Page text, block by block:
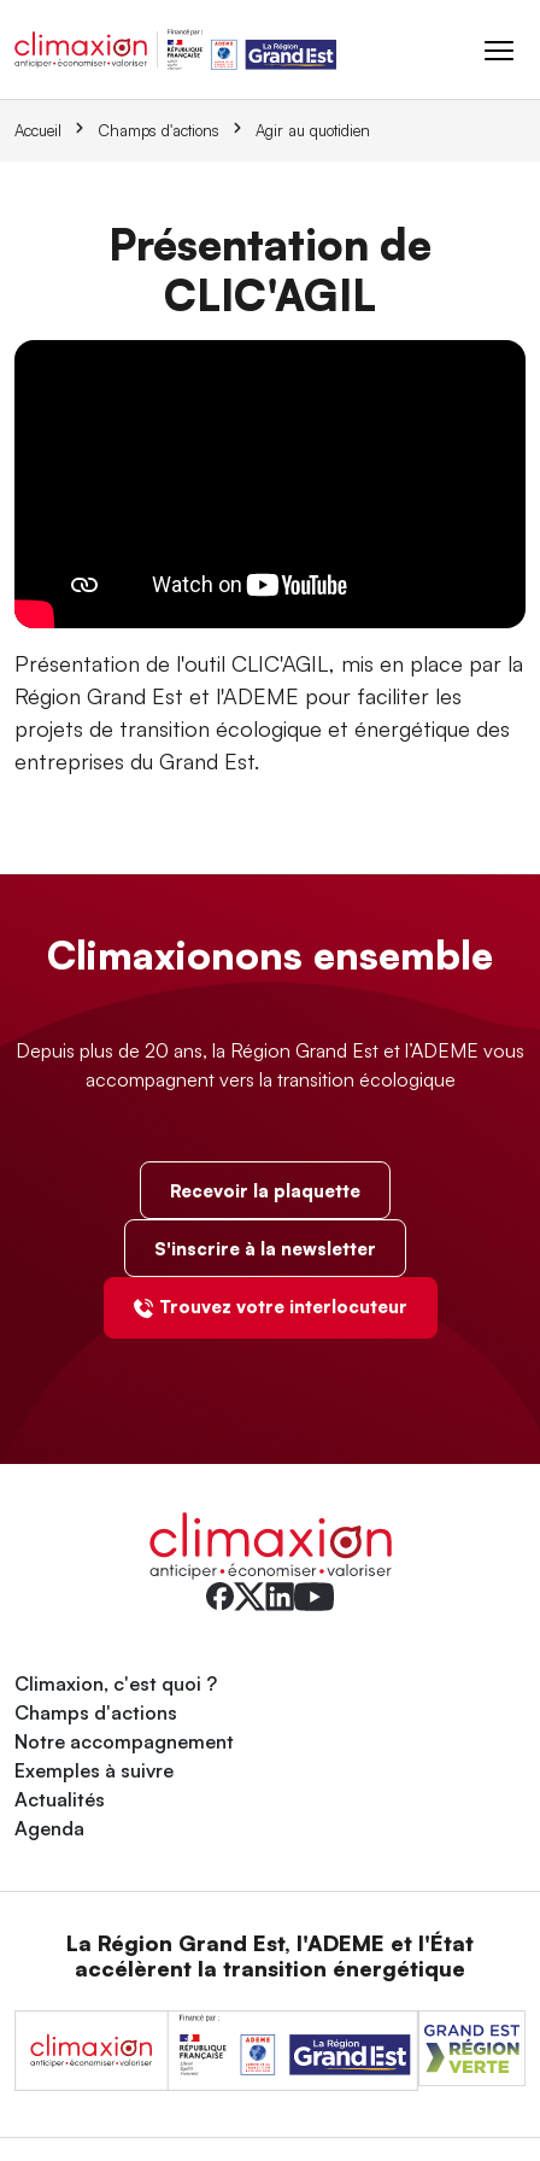
Accueil Champs d'actions Agir au quotidien
Présentation de
CLIC'AGIL
Présentation de l'outil CLIC'AGIL, mis en place par la
Région Grand Est et l'ADEME pour faciliter les
projets de transition écologique et énergétique des
entreprises du Grand Est.
Climaxionons ensemble
Depuis plus de 20 ans, la Région Grand Est et l’ADEME vous
accompagnent vers la transition écologique
Recevoir la plaquette
S'inscrire à la newsletter
Trouvez votre interlocuteur
Climaxion, c'est quoi ?
Champs d'actions
Notre accompagnement
Exemples à suivre
Actualités
Agenda
La Région Grand Est, l'ADEME et l'État
accélèrent la transition énergétique